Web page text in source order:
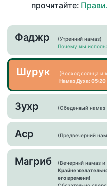
прочитайте:
Фаджр
(Утренний намаз)
Почему мы
Шурук
(Восход солнца и
Намаз Духа: 05:20
Зухр (Обеденный
Аср (Предвечерний
Магриб
(Вечерний намаз и
Крайне
его времени!